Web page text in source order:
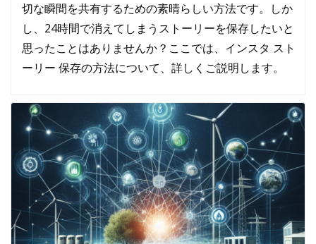
切な瞬間を共有するための素晴らしい方法です。しか
し、24時間で消えてしまうストーリーを保存したいと
思ったことはありませんか？ここでは、 インスタ スト
ーリー 保存の方法について、詳しくご説明します。